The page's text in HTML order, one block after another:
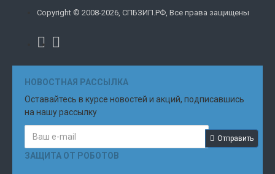
Copyright © 2008-2026, СПБЗИП.РФ, Все права защищены
НОВОСТНАЯ РАССЫЛКА
Оставайтесь в курсе новостей и акций, подписавшись
на нашу рассылку
Отправить
ЗАЩИТА ОТ РОБОТОВ